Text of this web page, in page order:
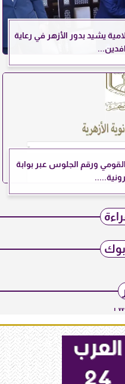
يشيد بدور الأزهر في رعاية
الأزهرية 2026 بالرقم القومي ورقم الجلوس عبر بوابة